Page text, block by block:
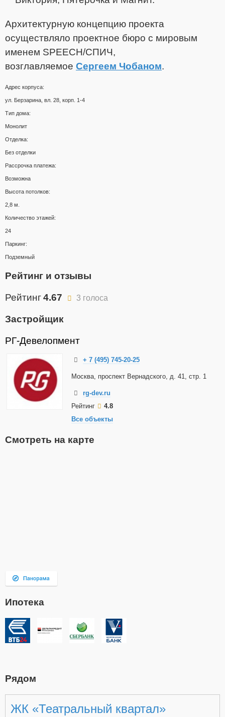
Архитектурную концепцию проекта
осуществляло проектное бюро с мировым
именем SPEECH/СПИЧ,
возглавляемое Сергеем Чобаном.
Адрес корпуса:
ул. Берзарина, вл. 28, корп. 1-4
Тип дома:
Монолит
Отделка:
Без отделки
Рассрочка платежа:
Возможна
Высота потолков:
2,8 м.
Количество этажей:
24
Паркинг:
Подземный
Рейтинг и отзывы
Рейтинг4.67 3 голоса
Застройщик
РГ-Девелопмент
+ 7 (495) 745-20-25
Москва, проспект Вернадского, д. 41, стр. 1
rg-dev.ru
Рейтинг
4.8
Все объекты
Смотреть на карте
Ипотека
Рядом
ЖК «Театральный квартал»